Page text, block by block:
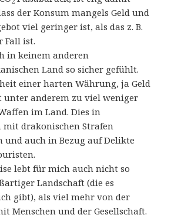
der Konsum mangels Geld und
viel geringer ist, als das z. B.
Fall ist.
in keinem anderen
Land so sicher gefühlt.
einer harten Währung, ja Geld
unter anderem zu viel weniger
im Land. Dies in
drakonischen Strafen
und auch in Bezug auf Delikte
lebt für mich auch nicht so
Landschaft (die es
gibt), als viel mehr von der
Menschen und der Gesellschaft.